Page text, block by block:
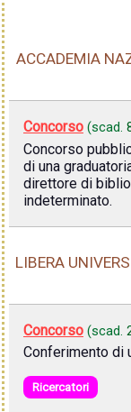
ACCADEMIA
Concorso (scad.
Concorso
di una
direttore di
indeterminato.
LIBERA
Concorso (scad.
Conferimento di
Ricercatori